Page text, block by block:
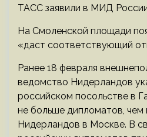
ТАСС заявили в МИД
На Смоленской площади
«даст соответствующий
Ранее 18 февраля
ведомство Нидерландов
российском посольстве в
не больше дипломатов, чем
Нидерландов в Москве. В